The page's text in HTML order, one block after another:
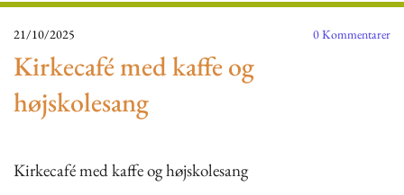
21/10/2025 0Kommentarer
Kirkecafé med kaffe og
højskolesang
Kirkecafé med kaffe og højskolesang